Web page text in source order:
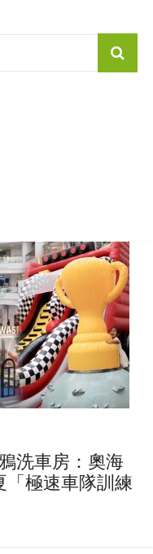
洗車房：奧海
「極速車隊訓練